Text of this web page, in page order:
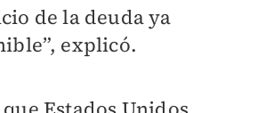
de la deuda ya
explicó.